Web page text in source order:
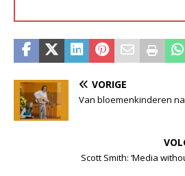
VORIGE
Van bloemenkinderen
Scott Smith: ‘Media